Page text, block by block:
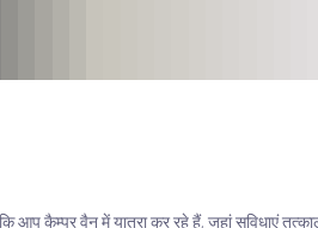
कैम्पर वैन में यात्रा कर रहे हैं, जहां सुविधाएं